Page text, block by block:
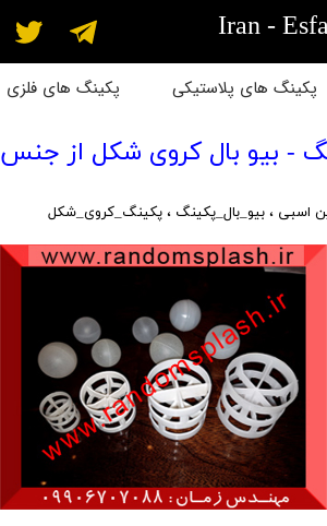
پکینگ های پلاستیکی پکینگ های فلزی
​​Iran -
- بیو بال کروی شکل از جنس
اسبی ، بیو_بال_پکینگ ، پکینگ_کروی_شکل